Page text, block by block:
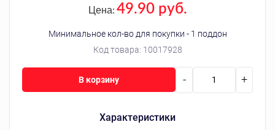
Код товара: 10017928
Цена: 49.90 руб.
Минимальное кол-во для покупки - 1 поддон
Характеристики
- +
В корзину